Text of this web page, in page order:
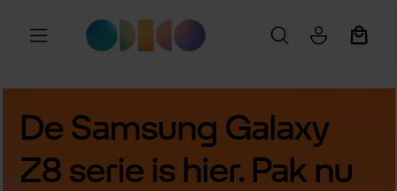
Ga naar de hoofdinhoud
De Samsung Galaxy
Z8 serie is hier. Pak nu